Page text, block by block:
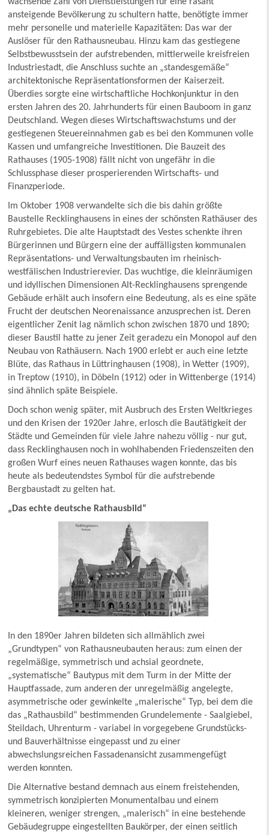
ansteigende Bevölkerung zu schultern hatte, benötigte immer
mehr personelle und materielle Kapazitäten: Das war der
Auslöser für den Rathausneubau. Hinzu kam das gestiegene
Selbstbewusstsein der aufstrebenden, mittlerweile kreisfreien
Industriestadt, die Anschluss suchte an „standesgemäße“
architektonische Repräsentationsformen der Kaiserzeit.
Überdies sorgte eine wirtschaftliche Hochkonjunktur in den
ersten Jahren des 20. Jahrhunderts für einen Bauboom in ganz
Deutschland. Wegen dieses Wirtschaftswachstums und der
gestiegenen Steuereinnahmen gab es bei den Kommunen volle
Kassen und umfangreiche Investitionen. Die Bauzeit des
Rathauses (1905-1908) fällt nicht von ungefähr in die
Schlussphase dieser prosperierenden Wirtschafts- und
Finanzperiode.
Im Oktober 1908 verwandelte sich die bis dahin größte
Baustelle Recklinghausens in eines der schönsten Rathäuser des
Ruhrgebietes. Die alte Hauptstadt des Vestes schenkte ihren
Bürgerinnen und Bürgern eine der auffälligsten kommunalen
Repräsentations- und Verwaltungsbauten im rheinisch-
westfälischen Industrierevier. Das wuchtige, die kleinräumigen
und idyllischen Dimensionen Alt-Recklinghausens sprengende
Gebäude erhält auch insofern eine Bedeutung, als es eine späte
Frucht der deutschen Neorenaissance anzusprechen ist. Deren
eigentlicher Zenit lag nämlich schon zwischen 1870 und 1890;
dieser Baustil hatte zu jener Zeit geradezu ein Monopol auf den
Neubau von Rathäusern. Nach 1900 erlebt er auch eine letzte
Blüte, das Rathaus in Lüttringhausen (1908), in Wetter (1909),
in Treptow (1910), in Döbeln (1912) oder in Wittenberge (1914)
sind ähnlich späte Beispiele.
Doch schon wenig später, mit Ausbruch des Ersten Weltkrieges
und den Krisen der 1920er Jahre, erlosch die Bautätigkeit der
Städte und Gemeinden für viele Jahre nahezu völlig - nur gut,
dass Recklinghausen noch in wohlhabenden Friedenszeiten den
großen Wurf eines neuen Rathauses wagen konnte, das bis
heute als bedeutendstes Symbol für die aufstrebende
Bergbaustadt zu gelten hat.
„Das echte deutsche Rathausbild“
In den 1890er Jahren bildeten sich allmählich zwei
„Grundtypen“ von Rathausneubauten heraus: zum einen der
regelmäßige, symmetrisch und achsial geordnete,
„systematische“ Bautypus mit dem Turm in der Mitte der
Hauptfassade, zum anderen der unregelmäßig angelegte,
asymmetrische oder gewinkelte „malerische“ Typ, bei dem die
das „Rathausbild“ bestimmenden Grundelemente - Saalgiebel,
Steildach, Uhrenturm - variabel in vorgegebene Grundstücks-
und Bauverhältnisse eingepasst und zu einer
abwechslungsreichen Fassadenansicht zusammengefügt
werden konnten.
Die Alternative bestand demnach aus einem freistehenden,
symmetrisch konzipierten Monumentalbau und einem
kleineren, weniger strengen, „malerisch“ in eine bestehende
Gebäudegruppe eingestellten Baukörper, der einen seitlich